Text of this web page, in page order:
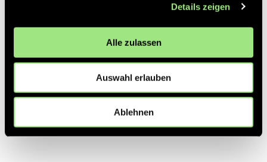
Details zeigen
Alle zulassen
Auswahl erlauben
Ablehnen